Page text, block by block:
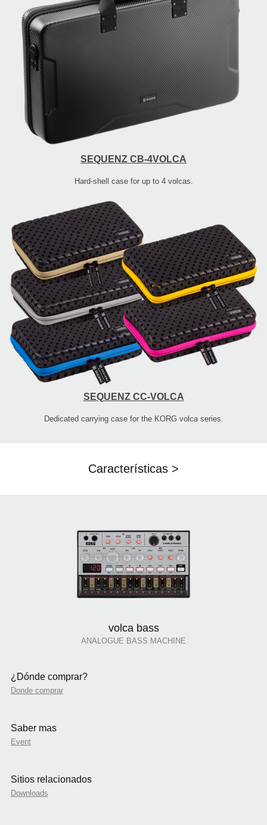
SEQUENZ CB-4VOLCA
Hard-shell case for up to 4 volcas.
SEQUENZ CC-VOLCA
Dedicated carrying case for the KORG volca series.
Características >
volca bass
ANALOGUE BASS MACHINE
¿Dónde comprar?
Donde comprar
Saber mas
Event
Sitios relacionados
Downloads